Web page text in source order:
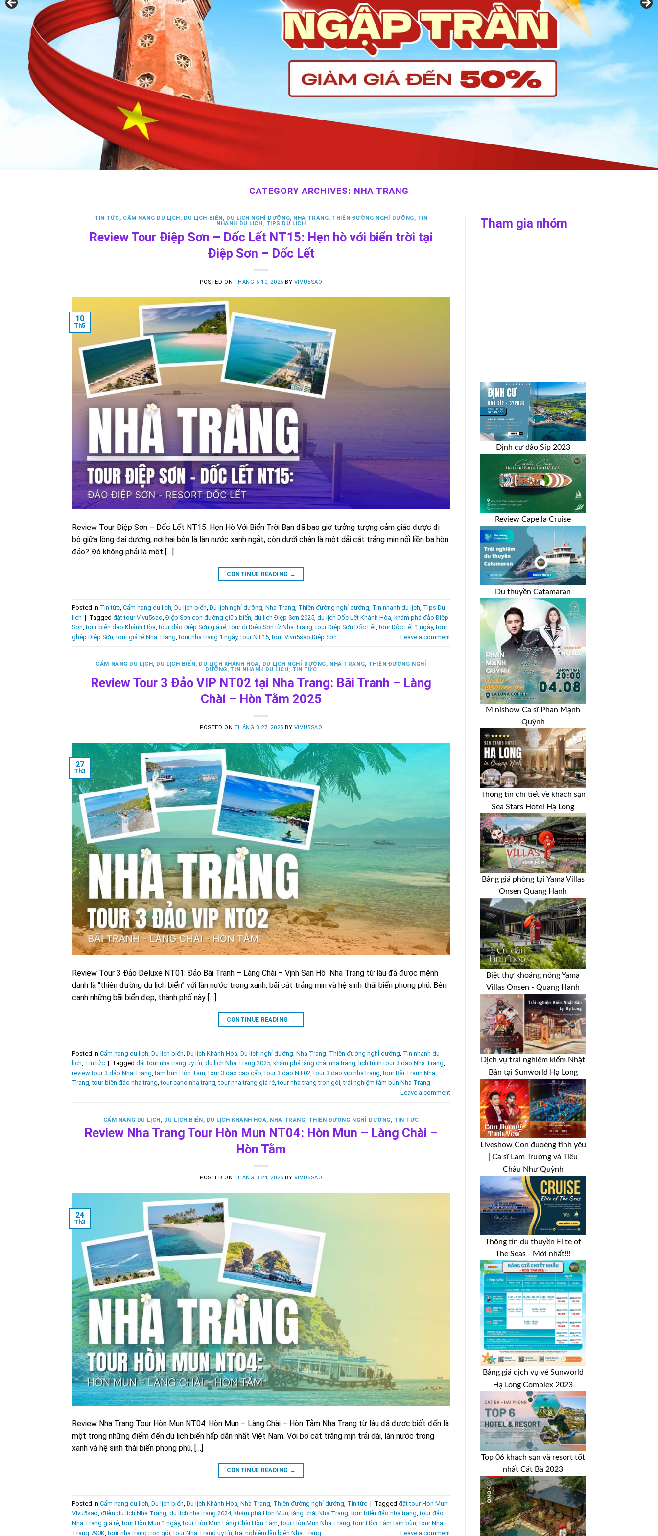
CATEGORY ARCHIVES: NHA TRANG
TIN TỨC, CẨM NANG DU LỊCH , DU LỊCH BIỂN , DU LỊCH NGHỈ DƯỠNG, NHA TRANG, THIÊN ĐƯỜNG NGHỈ DƯỠNG, TIN
NHANH DU LỊCH , TIPS DU LỊCH
Review Tour Điệp Sơn – Dốc Lết NT15: Hẹn hò với biển trời tại
Điệp Sơn – Dốc Lết
POSTED ON THÁNG 5 10, 2025 BY VIVU5SAO
10
Th5
Review Tour Điệp Sơn – Dốc Lết NT15: Hẹn Hò Với Biển Trời Bạn đã bao giờ tưởng tượng cảm giác được đi
bộ giữa lòng đại dương, nơi hai bên là làn nước xanh ngắt, còn dưới chân là một dải cát trắng mịn nối liền ba hòn
đảo? Đó không phải là một […]
CONTINUE READING →
Posted in Tin tức Cẩm nang du lịch Du lịch biển Du lịch nghỉ dưỡng Nha Trang Thiên đường nghỉ dưỡng Tin nhanh du lịch Tips Du
lịch | Tagged đặt tour Vivu5sao ,Điệp Sơn con đường giữa biển du lịch Điệp Sơn 2025 du lịch Dốc Lết Khánh Hòa khám phá đảo Điệp
Sơn ,tour biển đảo Khánh Hòa ,tour đảo Điệp Sơn giá rẻ ,tour đi Điệp Sơn từ Nha Trang ,tour Điệp Sơn Dốc Lết ,tour Dốc Lết 1 ngày,tour
ghép Điệp Sơn ,tour giá rẻ Nha Trang ,tour nha trang 1 ngày,tour NT15 ,tour Vivu5sao Điệp Sơn Leave a comment
CẨM NANG DU LỊCH , DU LỊCH BIỂN , DU LỊCH KHÁNH HÒA, DU LỊCH NGHỈ DƯỠNG, NHA TRANG, THIÊN ĐƯỜNG NGHỈ
DƯỠNG, TIN NHANH DU LỊCH , TIN TỨC
Review Tour 3 Đảo VIP NT02 tại Nha Trang: Bãi Tranh – Làng
Chài – Hòn Tằm 2025
POSTED ON THÁNG 3 27, 2025 BY VIVU5SAO
27
Th3
Review Tour 3 Đảo Deluxe NT01: Đảo Bãi Tranh – Làng Chài – Vịnh San Hô Nha Trang từ lâu đã được mệnh
danh là “thiên đường du lịch biển” với làn nước trong xanh, bãi cát trắng mịn và hệ sinh thái biển phong phú. Bên
cạnh những bãi biển đẹp, thành phố này […]
CONTINUE READING →
Posted in Cẩm nang du lịch Du lịch biển Du lịch Khánh Hòa Du lịch nghỉ dưỡng Nha Trang Thiên đường nghỉ dưỡng Tin nhanh du
lịch Tin tức | Tagged đặt tour nha trang uy tín du lịch Nha Trang 2025 khám phá làng chài nha trang lịch trình tour 3 đảo Nha Trang
review tour 3 đảo Nha Trang ,tắm bùn Hòn Tằm ,tour 3 đảo cao cấp ,tour 3 đảo NT02 ,tour 3 đảo vip nha trang ,tour Bãi Tranh Nha
Trang ,tour biển đảo nha trang ,tour cano nha trang ,tour nha trang giá rẻ ,tour nha trang trọn gói ,trải nghiệm tắm bùn Nha Trang
Leave a comment
CẨM NANG DU LỊCH DU LỊCH BIỂN DU LỊCH KHÁNH HÒA NHA TRANG THIÊN ĐƯỜNG NGHỈ DƯỠNG TIN TỨC
Review Nha Trang Tour Hòn Mun NT04: Hòn Mun – Làng Chài –
Hòn Tằm
POSTED ON THÁNG 3 24, 2025 BY VIVU5SAO
24
Th3
Review Nha Trang Tour Hòn Mun NT04: Hòn Mun – Làng Chài – Hòn Tằm Nha Trang từ lâu đã được biết đến là
một trong những điểm đến du lịch biển hấp dẫn nhất Việt Nam. Với bờ cát trắng mịn trải dài, làn nước trong
xanh và hệ sinh thái biển phong phú, […]
CONTINUE READING →
Posted in Cẩm nang du lịch, Du lịch biển, Du lịch Khánh Hòa, Nha Trang, Thiên đường nghỉ dưỡng, Tin tức | Tagged đặt tour Hòn Mun
Vivu5sao, điểm du lịch Nha Trang, du lịch nha trang 2024, khám phá Hòn Mun, làng chài Nha Trang,tour biển đảo nha trang,tour đảo
Nha Trang giá rẻ,tour Hòn Mun 1 ngày,tour Hòn Mun Làng Chài Hòn Tằm,tour Hòn Mun Nha Trang,tour Hòn Tằm tắm bùn,tour Nha
Trang 790K,tour nha trang trọn gói,tour Nha Trang uy tín,trải nghiệm lặn biển Nha Trang Leave a comment
Tham gia nhóm
Định cư đảo Síp 2023
Review Capella Cruise
Du thuyền Catamaran
Minishow Ca sĩ Phan Mạnh
Quỳnh
Thông tin chi tiết về khách sạn
Sea Stars Hotel Hạ Long
Bảng giá phòng tại Yama Villas
Onsen Quang Hanh
Biệt thự khoáng nóng Yama
Villas Onsen - Quang Hanh
Dịch vụ trải nghiệm kiếm Nhật
Bản tại Sunworld Hạ Long
Liveshow Con đuoèng tình yêu
| Ca sĩ Lam Trường và Tiêu
Châu Như Quỳnh
Thông tin du thuyền Elite of
The Seas - Mới nhất!!!
Bảng giá dịch vụ vé Sunworld
Hạ Long Complex 2023
Top 06 khách sạn và resort tốt
nhất Cát Bà 2023